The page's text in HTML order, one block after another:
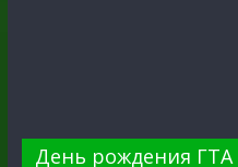
День рождения ГТА